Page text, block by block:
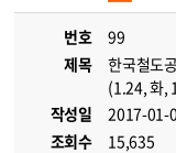
번호
99
제목
한국철도
(1.24, 화,
작성일
2017-01-
조회수
15,635